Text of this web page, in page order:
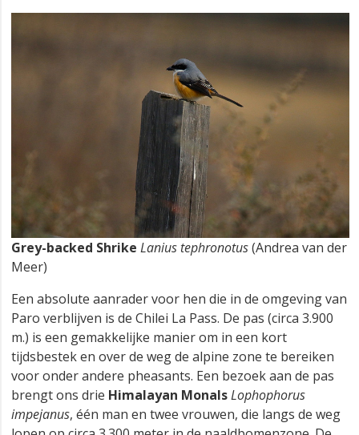
Grey-backed Shrike Lanius tephronotus(Andrea van der
Meer)
Een absolute aanrader voor hen die in de omgeving van
Paro verblijven is de Chilei La Pass. De pas (circa 3.900
m.) is een gemakkelijke manier om in een kort
tijdsbestek en over de weg de alpine zone te bereiken
voor onder andere pheasants. Een bezoek aan de pas
brengt ons drie Himalayan MonalsLophophorus
impejanus, één man en twee vrouwen, die langs de weg